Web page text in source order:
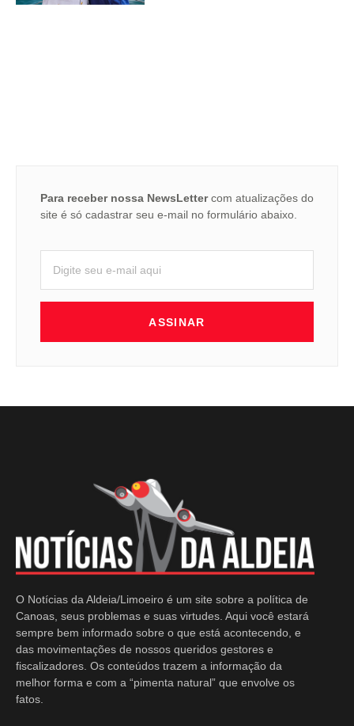
Para receber nossa NewsLettercom atualizações do
site é só cadastrar seu e-mail no formulário abaixo.
ASSINAR
O Notícias da Aldeia/Limoeiro é um site sobre a política de
Canoas, seus problemas e suas virtudes. Aqui você estará
sempre bem informado sobre o que está acontecendo, e
das movimentações de nossos queridos gestores e
fiscalizadores. Os conteúdos trazem a informação da
melhor forma e com a “pimenta natural” que envolve os
fatos.